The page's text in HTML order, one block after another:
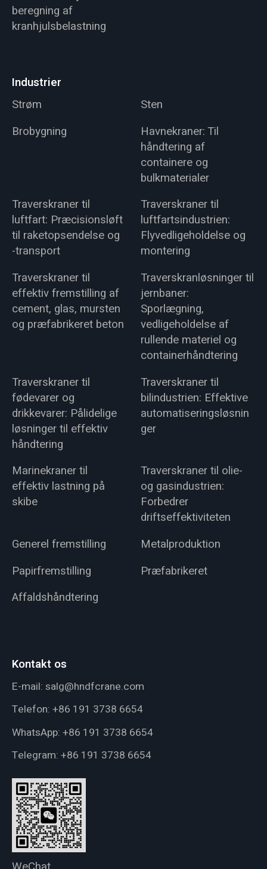
beregning af
kranhjulsbelastning
Industrier
Strøm
Sten
Brobygning
Havnekraner: Til
håndtering af
containere og
bulkmaterialer
Traverskraner til
luftfart: Præcisionsløft
til raketopsendelse og
-transport
Traverskraner til
luftfartsindustrien:
Flyvedligeholdelse og
montering
Traverskraner til
effektiv fremstilling af
cement, glas, mursten
og præfabrikeret beton
Traverskranløsninger til
jernbaner:
Sporlægning,
vedligeholdelse af
rullende materiel og
containerhåndtering
Traverskraner til
fødevarer og
drikkevarer: Pålidelige
løsninger til effektiv
håndtering
Traverskraner til
bilindustrien: Effektive
automatiseringsløsnin
ger
Marinekraner til
effektiv lastning på
skibe
Traverskraner til olie-
og gasindustrien:
Forbedrer
driftseffektiviteten
Generel fremstilling
Metalproduktion
Papirfremstilling
Præfabrikeret
Affaldshåndtering
Kontakt os
E-mail: salg@hndfcrane.com
Telefon: +86 191 3738 6654
WhatsApp: +86 191 3738 6654
Telegram: +86 191 3738 6654